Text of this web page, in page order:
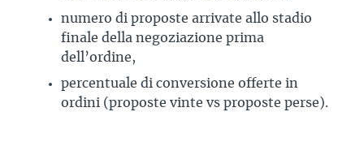
numero di proposte arrivate allo stadio
finale della negoziazione prima
dell’ordine,
percentuale di conversione offerte in
ordini (proposte vinte vs proposte perse).